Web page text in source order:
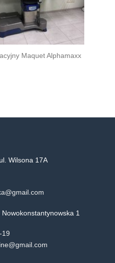
Maquet Alphamaxx
Wilsona 17A
1
19